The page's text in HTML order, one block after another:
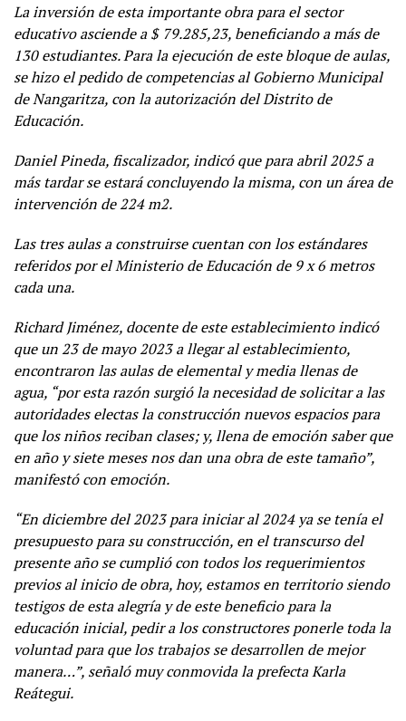
La inversión de esta importante obra para el sector
educativo asciende a $ 79.285,23, beneficiando a más de
130 estudiantes. Para la ejecución de este bloque de aulas,
se hizo el pedido de competencias al Gobierno Municipal
de Nangaritza, con la autorización del Distrito de
Educación.
Daniel Pineda, fiscalizador, indicó que para abril 2025 a
más tardar se estará concluyendo la misma, con un área de
intervención de 224 m2.
Las tres aulas a construirse cuentan con los estándares
referidos por el Ministerio de Educación de 9 x 6 metros
cada una.
Richard Jiménez, docente de este establecimiento indicó
que un 23 de mayo 2023 a llegar al establecimiento,
encontraron las aulas de elemental y media llenas de
agua, “por esta razón surgió la necesidad de solicitar a las
autoridades electas la construcción nuevos espacios para
que los niños reciban clases; y, llena de emoción saber que
en año y siete meses nos dan una obra de este tamaño”,
manifestó con emoción.
“En diciembre del 2023 para iniciar al 2024 ya se tenía el
presupuesto para su construcción, en el transcurso del
presente año se cumplió con todos los requerimientos
previos al inicio de obra, hoy, estamos en territorio siendo
testigos de esta alegría y de este beneficio para la
educación inicial, pedir a los constructores ponerle toda la
voluntad para que los trabajos se desarrollen de mejor
manera…”, señaló muy conmovida la prefecta Karla
Reátegui.